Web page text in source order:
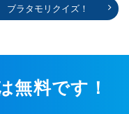
ブラタモリクイズ！
無料です！